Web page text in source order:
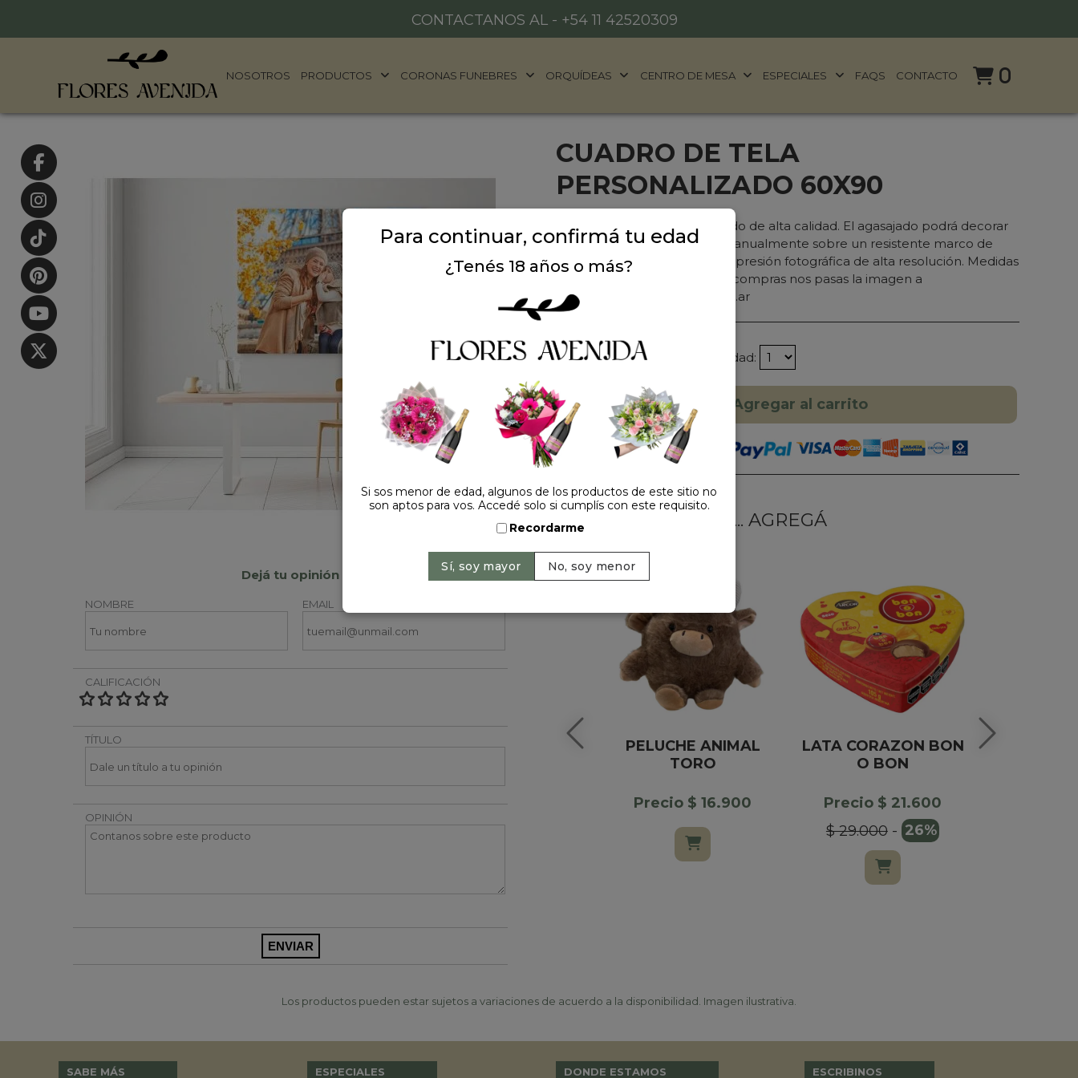
CONTACTANOS AL - +54 11 42520309
NOSOTROS PRODUCTOS CORONAS FUNEBRES ORQUÍDEAS CENTRO DE MESA ESPECIALES FAQS CONTACTO 0
Dejá tu opinión
NOMBRE EMAIL
CALIFICACIÓN
TÍTULO
OPINIÓN
CUADRO DE TELA
PERSONALIZADO 60X90
Regala un lienzo personalizado de alta calidad. El agasajado podrá decorar
su pared. Lienzos estirados manualmente sobre un resistente marco de
madera. Tonos atractivos e impresión fotográfica de alta resolución. Medidas
60 cm x 90 cm. Una vez que compras nos pasas la imagen a
contacto@floresavenida.com.ar
Precio: $ 85.000 Cantidad:
Agregar al carrito
HACELO ESPECIAL... AGREGÁ
PELUCHE ANIMAL
TORO
Precio $ 16.900
LATA CORAZON BON
O BON
Precio $ 21.600
$ 29.000- 26%
Los productos pueden estar sujetos a variaciones de acuerdo a la disponibilidad. Imagen ilustrativa.
SABE MÁS ESPECIALES DONDE ESTAMOS ESCRIBINOS
Para continuar, confirmá tu edad
¿Tenés 18 años o más?
Si sos menor de edad, algunos de los productos de este sitio no
son aptos para vos. Accedé solo si cumplís con este requisito.
Recordarme